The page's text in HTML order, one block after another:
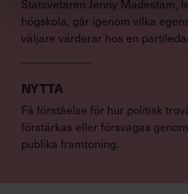
Statsvetaren Jenny Madestam,
högskola, går igenom vilka
väljare värderar hos en
NYTTA
Få förståelse för hur politisk
förstärkas eller försvagas
publika framtoning.